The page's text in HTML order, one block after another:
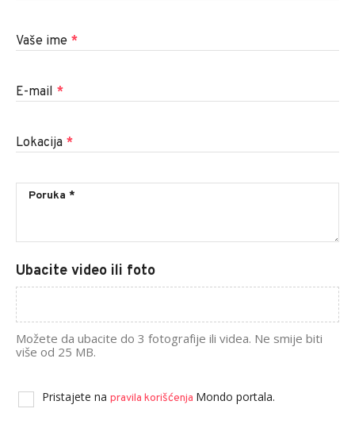
Vaše ime *
E-mail *
Lokacija *
Ubacite video ili foto
Možete da ubacite do 3 fotografije ili videa. Ne smije biti
više od 25 MB.
Pristajete na pravila korišćenja Mondo portala.